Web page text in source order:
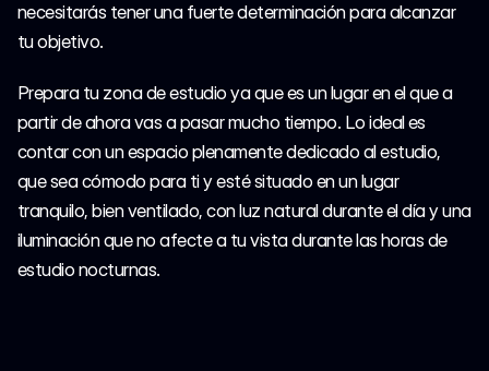
necesitarás tener una fuerte determinación para alcanzar
tu objetivo.
Prepara tu zona de estudio ya que es un lugar en el que a
partir de ahora vas a pasar mucho tiempo. Lo ideal es
contar con un espacio plenamente dedicado al estudio,
que sea cómodo para ti y esté situado en un lugar
tranquilo, bien ventilado, con luz natural durante el día y una
iluminación que no afecte a tu vista durante las horas de
estudio nocturnas.